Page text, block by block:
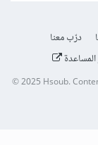
درّب معنا
© 2025Hsoub.